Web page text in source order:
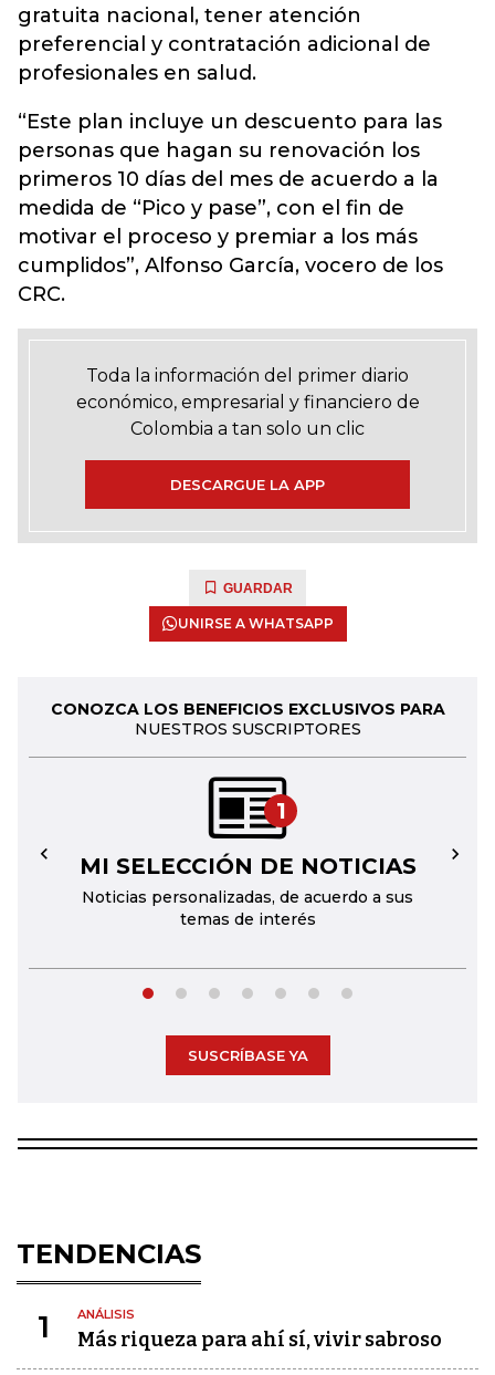
gratuita nacional, tener atención
preferencial y contratación adicional de
profesionales en salud.
“Este plan incluye un descuento para las
personas que hagan su renovación los
primeros 10 días del mes de acuerdo a la
medida de “Pico y pase”, con el fin de
motivar el proceso y premiar a los más
cumplidos”, Alfonso García, vocero de los
CRC.
Toda la información del primer diario
económico, empresarial y financiero de
Colombia a tan solo un clic
DESCARGUE LA APP
GUARDAR
UNIRSE A WHATSAPP
CONOZCA LOS BENEFICIOS EXCLUSIVOS PARA
NUESTROS SUSCRIPTORES
1
MI SELECCIÓN DE NOTICIAS
Noticias personalizadas, de acuerdo a sus
temas de interés
← →
SUSCRÍBASE YA
TENDENCIAS
1 ANÁLISIS
Más riqueza para ahí sí, vivir sabroso